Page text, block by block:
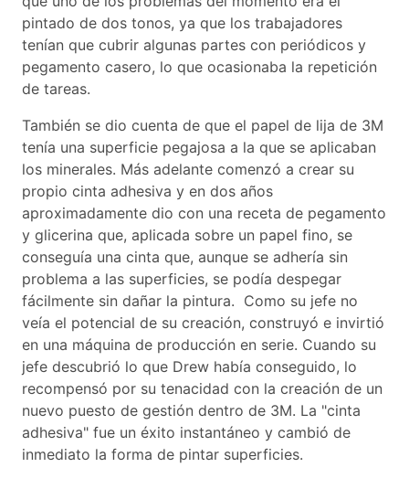
pintado de dos tonos, ya que los trabajadores
tenían que cubrir algunas partes con periódicos y
pegamento casero, lo que ocasionaba la repetición
de tareas.
También se dio cuenta de que el papel de lija de 3M
tenía una superficie pegajosa a la que se aplicaban
los minerales. Más adelante comenzó a crear su
propio cinta adhesiva y en dos años
aproximadamente dio con una receta de pegamento
y glicerina que, aplicada sobre un papel fino, se
conseguía una cinta que, aunque se adhería sin
problema a las superficies, se podía despegar
fácilmente sin dañar la pintura. Como su jefe no
veía el potencial de su creación, construyó e invirtió
en una máquina de producción en serie. Cuando su
jefe descubrió lo que Drew había conseguido, lo
recompensó por su tenacidad con la creación de un
nuevo puesto de gestión dentro de 3M. La "cinta
adhesiva" fue un éxito instantáneo y cambió de
inmediato la forma de pintar superficies.